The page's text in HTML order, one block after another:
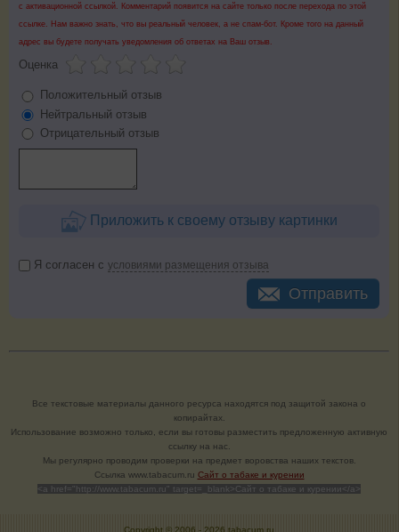
с активационной ссылкой. Комментарий появится на сайте только после перехода по этой
ссылке. Нам важно знать, что вы реальный человек, а не спам-бот. Кроме того на данный
адрес вы будете получать уведомления об ответах на Ваш отзыв.
Оценка
Положительный отзыв
Нейтральный отзыв
Отрицательный отзыв
Приложить к своему отзыву картинки
Я согласен с условиями размещения отзыва
Отправить
Все текстовые материалы данного ресурса находятся под защитой закона о
копирайтах.
Использование возможно только, если вы готовы разместить предложенную активную
ссылку на нас.
Мы регулярно проводим проверки на предмет воровства наших текстов.
Cсылка www.tabacum.ru Сайт о табаке и курении
<a href="http://www.tabacum.ru" target=_blank>Сайт о табаке и курении</a>
Copyright © 2006 - 2026 tabacum.ru